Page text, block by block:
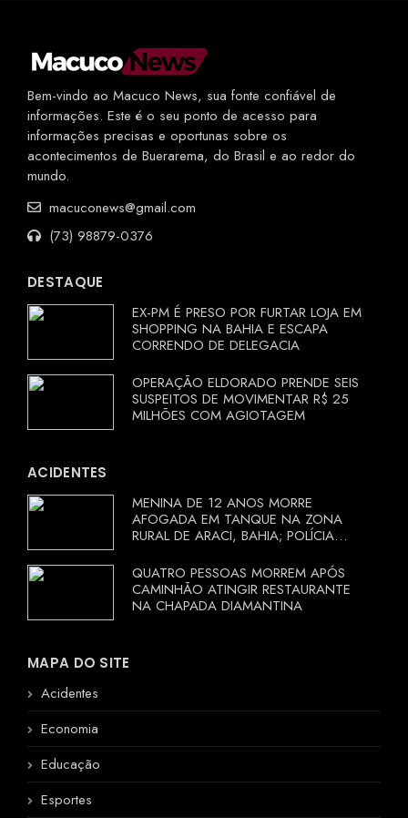
Bem-vindo ao Macuco News, sua fonte confiável de
informações. Este é o seu ponto de acesso para
informações precisas e oportunas sobre os
acontecimentos de Buerarema, do Brasil e ao redor do
mundo.
macuconews@gmail.com
(73) 98879-0376
DESTAQUE
EX-PM É PRESO POR FURTAR LOJA EM
SHOPPING NA BAHIA E ESCAPA
CORRENDO DE DELEGACIA
OPERAÇÃO ELDORADO PRENDE SEIS
SUSPEITOS DE MOVIMENTAR R$ 25
MILHÕES COM AGIOTAGEM
ACIDENTES
MENINA DE 12 ANOS MORRE
AFOGADA EM TANQUE NA ZONA
RURAL DE ARACI, BAHIA; POLÍCIA
QUATRO PESSOAS MORREM APÓS
CAMINHÃO ATINGIR RESTAURANTE
NA CHAPADA DIAMANTINA
MAPA DO SITE
Acidentes
Economia
Educação
Esportes